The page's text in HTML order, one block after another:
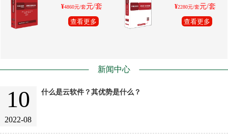
¥4860元/套元/套
查看更多
¥2280元/套元/套
查看更多
新闻中心
10
2022-08
什么是云软件？其优势是什么？